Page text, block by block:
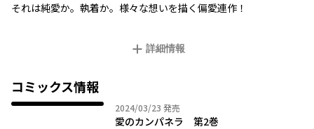
それは純愛か。執着か。様々な想いを描く偏愛連作！
詳細情報
コミックス情報
2024/03/23 2024年03月23日
発売
愛のカンパネラ 第2巻